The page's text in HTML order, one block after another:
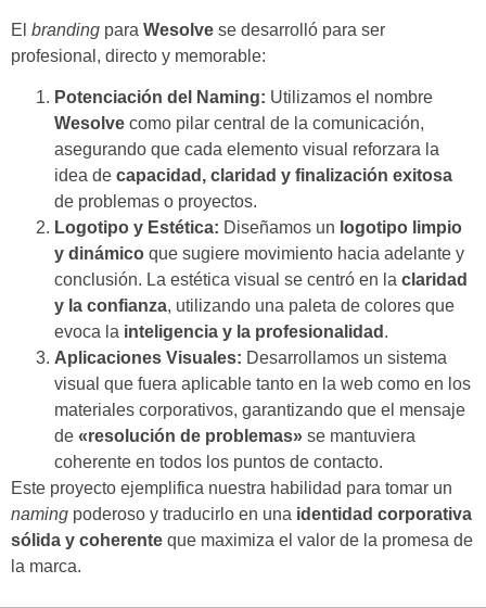
El branding para Wesolve se desarrolló para ser
profesional, directo y memorable:
Potenciación del Naming: Utilizamos el nombre
Wesolve como pilar central de la comunicación,
asegurando que cada elemento visual reforzara la
idea de capacidad, claridad y finalización exitosa
de problemas o proyectos.
Logotipo y Estética: Diseñamos un logotipo limpio
y dinámico que sugiere movimiento hacia adelante y
conclusión. La estética visual se centró en la claridad
y la confianza, utilizando una paleta de colores que
evoca la inteligencia y la profesionalidad .
Aplicaciones Visuales: Desarrollamos un sistema
visual que fuera aplicable tanto en la web como en los
materiales corporativos, garantizando que el mensaje
de «resolución de problemas» se mantuviera
coherente en todos los puntos de contacto.
Este proyecto ejemplifica nuestra habilidad para tomar un
naming poderoso y traducirlo en una identidad corporativa
sólida y coherente que maximiza el valor de la promesa de
la marca.